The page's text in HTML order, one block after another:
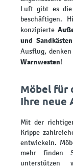
Luft gibt es die
beschäftigen.
konzipierte
und Sandkästen
Ausflug,
Warnwesten!
Möbel für
Ihre neue
Mit der
Krippe
entwickeln.
mehr finden